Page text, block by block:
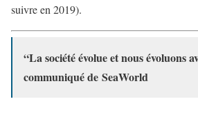
suivre en 2019).
“La société évolue et nous évoluons
communiqué de SeaWorld